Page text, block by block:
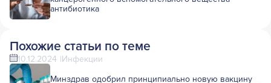
антибиотика
Похожие статьи по теме
10.12.2024 Инфекции
Минздрав одобрил принципиально новую вакцину